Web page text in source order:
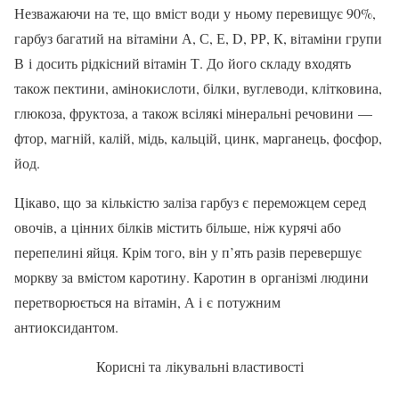
Незважа­ючи на те, що вміст води у ньому перевищує 90%,
гарбуз багатий на вітаміни А, С, Е, D, РР, К, віта­міни групи
В і досить рідкісний вітамін Т. До його складу входять
також пектини, амінокислоти, білки, вуглеводи, клітковина,
глю­коза, фруктоза, а також всілякі мі­неральні речовини —
фтор, магній, калій, мідь, кальцій, цинк, марга­нець, фосфор,
йод.
Цікаво, що за кількістю заліза гарбуз є переможцем серед
ово­чів, а цінних білків містить більше, ніж курячі або
перепелині яйця. Крім того, він у п’ять разів пере­вершує
моркву за вмістом каро­тину. Каротин в організмі людини
перетворюється на вітамін, А і є потужним
антиоксидантом.
Корисні та лікувальні властивості